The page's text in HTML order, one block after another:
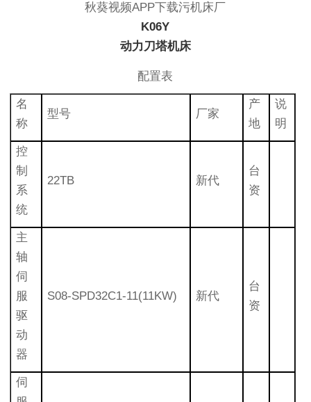
秋葵视频APP下载污机床厂
K06Y
动力刀塔机床
配置表
名
称
型号 厂家
产
地
说
明
控
制
系
统
22TB 新代
台
资
主
轴
伺
服
驱
动
器
S08-SPD32C1-11(11KW) 新代
台
资
伺